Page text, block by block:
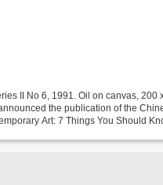
II No 6, 1991. Oil on canvas, 200
the publication of the
Art: 7 Things You Should